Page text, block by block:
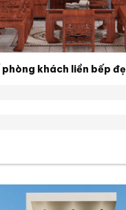
phòng khách liền bếp